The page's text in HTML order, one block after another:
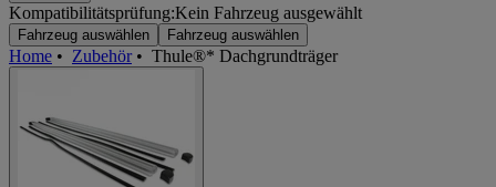
Kompatibilitätsprüfung:Kein Fahrzeug ausgewählt
Fahrzeug auswählen Fahrzeug auswählen
Home • Zubehör• Thule®* Dachgrundträger